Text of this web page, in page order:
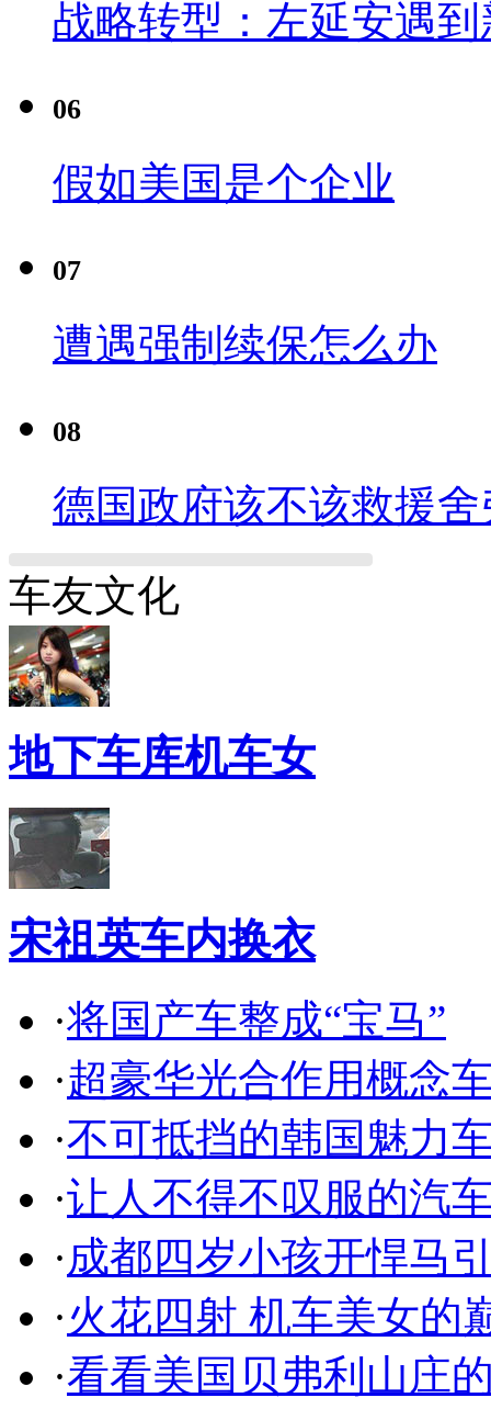
战略转型：左延安遇
06
假如美国是个企业
07
遭遇强制续保怎么办
08
德国政府该不该救援舍
车友文化
地下车库机车女
宋祖英车内换衣
·将国产车整成“宝马”
·超豪华光合作用概念
·不可抵挡的韩国魅力
·让人不得不叹服的汽
·成都四岁小孩开悍马
·火花四射 机车美女的
·看看美国贝弗利山庄